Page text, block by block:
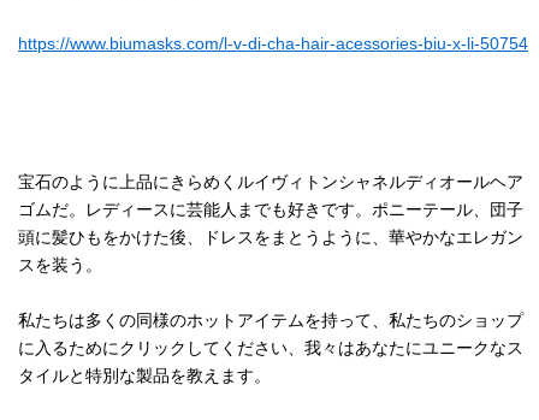
https://www.biumasks.com/l-v-di-cha-hair-acessories-biu-x-li-50754
宝石のように上品にきらめくルイヴィトンシャネルディオールヘア
ゴムだ。レディースに芸能人までも好きです。ポニーテール、団子
頭に髪ひもをかけた後、ドレスをまとうように、華やかなエレガン
スを装う。
私たちは多くの同様のホットアイテムを持って、私たちのショップ
に入るためにクリックしてください、我々はあなたにユニークなス
タイルと特別な製品を教えます。